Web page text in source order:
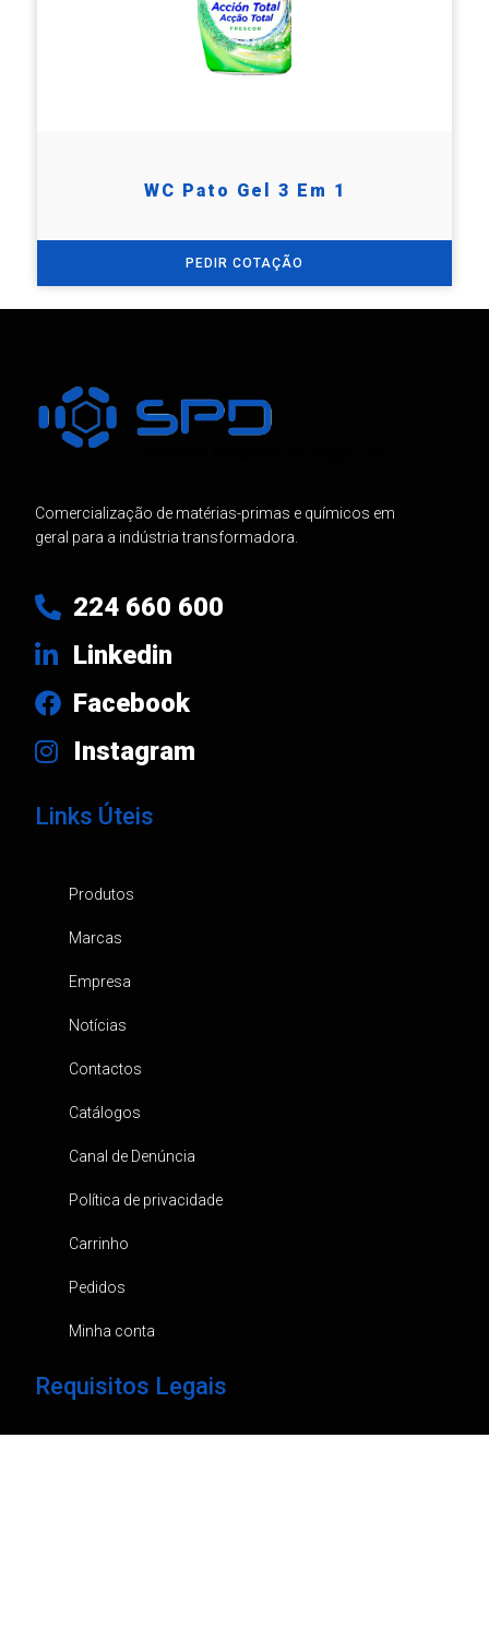
WC Pato Gel 3 Em 1
PEDIR COTAÇÃO
Comercialização de matérias-primas e químicos em
geral para a indústria transformadora.
224 660 600
Linkedin
Facebook
Instagram
Links Úteis
Produtos
Marcas
Empresa
Notícias
Contactos
Catálogos
Canal de Denúncia
Política de privacidade
Carrinho
Pedidos
Minha conta
Requisitos Legais